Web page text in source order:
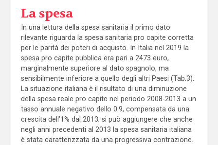
La spesa
In una lettura della spesa sanitaria il primo dato
rilevante riguarda la spesa sanitaria pro capite corretta
per le parità dei poteri di acquisto. In Italia nel 2019 la
spesa pro capite pubblica era pari a 2473 euro,
marginalmente superiore al dato spagnolo, ma
sensibilmente inferiore a quello degli altri Paesi (Tab.3).
La situazione italiana è il risultato di una diminuzione
della spesa reale pro capite nel periodo 2008-2013 a un
tasso annuale negativo dello 0.9, compensata da una
crescita dell’1% dal 2013; si può aggiungere che anche
negli anni precedenti al 2013 la spesa sanitaria italiana
è stata caratterizzata da una progressiva contrazione.